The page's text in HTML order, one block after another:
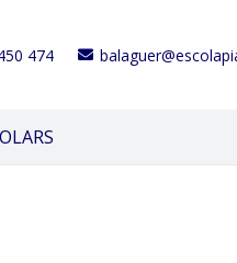
474